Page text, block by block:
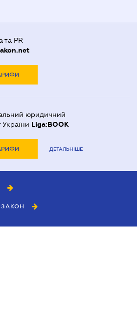
та PR
юридичний
України Liga:BOOK
ДЕТАЛЬНІШЕ